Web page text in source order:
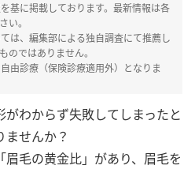
Labでは、 コンテンツポリシー
に則り、厳正な管理のもと、女性
まつわるテーマについて情報掲載
ます。髪や頭皮についての様々
して、客観的かつ信頼性の高い
基に掲載しております。最新情報は各
い。
は、編集部による独自調査にて推薦し
のではありません。
由診療（保険診療適用外）となりま
わからず失敗してしまったと
ませんか？
毛の黄金比」があり、眉毛を